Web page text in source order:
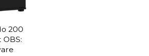
200